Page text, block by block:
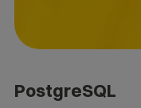
PostgreSQL